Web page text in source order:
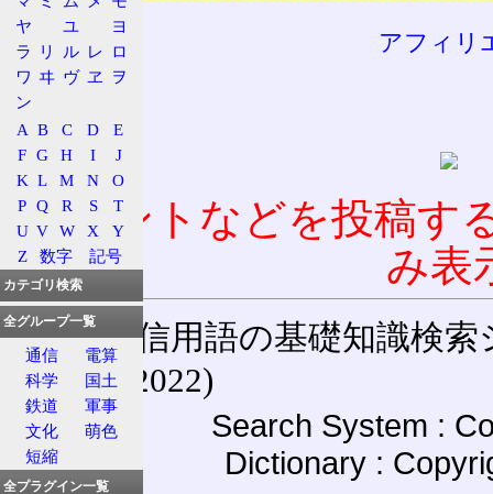
アフィリ
コメントなどを投稿す
み表
通信用語の基礎知識検索
(27-May-2022)
Search System :
Dictionary :
ヤ
ユ
ヨ
ラ
リ ル レ ロ
ワ ヰ ヴ ヱ
ヲ
ン
A B C D
E
F G H I
J
K L M N
O
P Q R S
T
U V W X
Y
Z
数字 記号
カテゴリ検索
全グループ一覧
通信
電算
科学
国土
鉄道
軍事
文化
萌色
短縮
全プラグイン一覧